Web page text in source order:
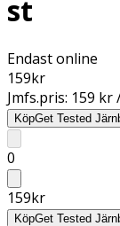
st
Endast online
159kr
Jmfs.pris: 159 kr
KöpGet Tested
0
159kr
KöpGet Tested